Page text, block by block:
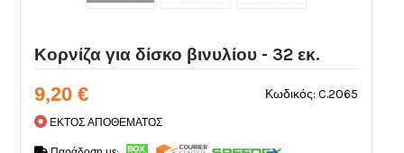
Κορνίζα για δίσκο βινυλίου - 32 εκ.
Κωδικός: C.2065
9,20 €
ΕΚΤΟΣ ΑΠΟΘΕΜΑΤΟΣ